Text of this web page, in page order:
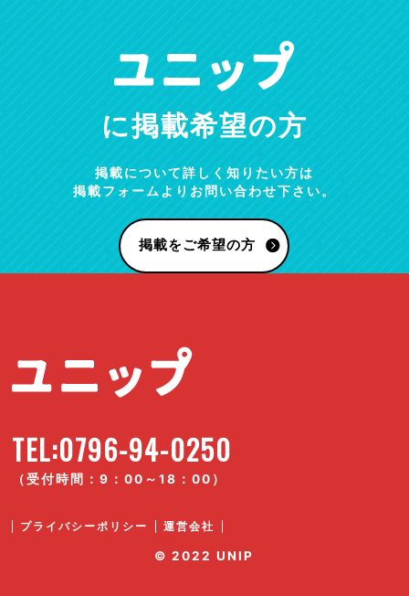
に掲載希望の方
掲載について詳しく知りたい方は
掲載フォームよりお問い合わせ下さい。
掲載をご希望の方
TEL:0796-94-0250
（受付時間：9：00～18：00）
プライバシーポリシー 運営会社
© 2022 UNIP